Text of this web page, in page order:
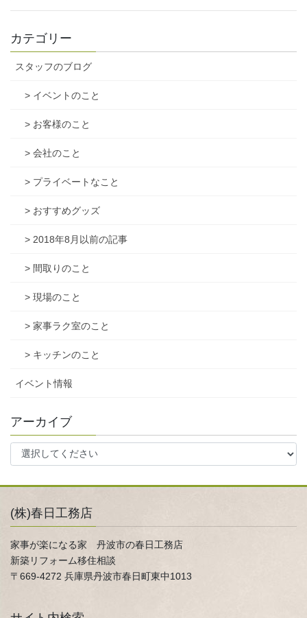
カテゴリー
スタッフのブログ
> イベントのこと
> お客様のこと
> 会社のこと
> プライベートなこと
> おすすめグッズ
> 2018年8月以前の記事
> 間取りのこと
> 現場のこと
> 家事ラク室のこと
> キッチンのこと
イベント情報
アーカイブ
(株)春日工務店
家事が楽になる家 丹波市の春日工務店
新築リフォーム移住相談
〒669-4272 兵庫県丹波市春日町東中1013